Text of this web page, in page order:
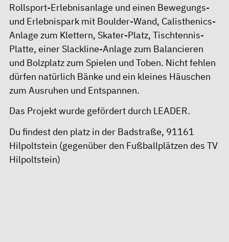
Rollsport-Erlebnisanlage und einen Bewegungs-
und Erlebnispark mit Boulder-Wand, Calisthenics-
Anlage zum Klettern, Skater-Platz, Tischtennis-
Platte, einer Slackline-Anlage zum Balancieren
und Bolzplatz zum Spielen und Toben. Nicht fehlen
dürfen natürlich Bänke und ein kleines Häuschen
zum Ausruhen und Entspannen.
Das Projekt wurde gefördert durch LEADER.
Du findest den platz in der Badstraße, 91161
Hilpoltstein (gegenüber den Fußballplätzen des TV
Hilpoltstein)